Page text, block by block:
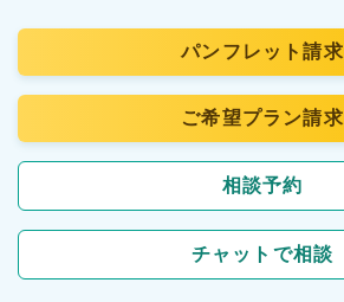
パンフレット請求
ご希望プラン請求
相談予約
チャットで相談